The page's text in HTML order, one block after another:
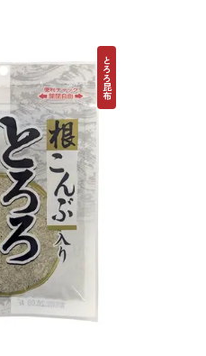
とろろ昆布